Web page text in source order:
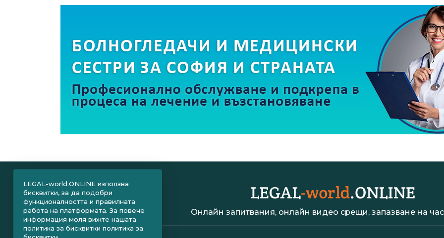
Онлайн запитвания, онлайн видео срещи, запазване на
LEGAL-world.ONLINE използва
бисквитки, за да подобри
функционалността и правилната
работа на платформата. За повече
информация моля вижте нашата
политика за бисквитки политика за